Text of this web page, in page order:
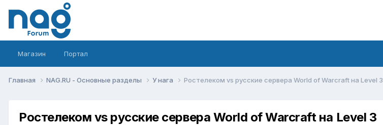
Магазин Портал
Главная NAG.RU - Основные разделы У нага Ростелеком vs русские сервера World of Warcraft на Level 3
Ростелеком vs русские сервера World of Warcraft на Level 3